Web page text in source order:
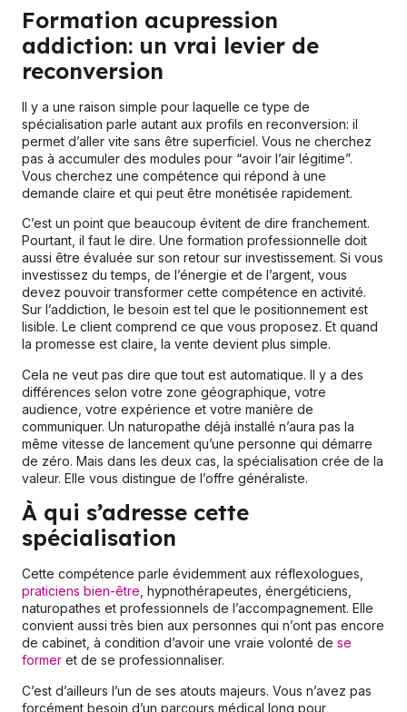
Formation acupression
addiction: un vrai levier de
reconversion
Il y a une raison simple pour laquelle ce type de
spécialisation parle autant aux profils en reconversion: il
permet d’aller vite sans être superficiel. Vous ne cherchez
pas à accumuler des modules pour “avoir l’air légitime”.
Vous cherchez une compétence qui répond à une
demande claire et qui peut être monétisée rapidement.
C’est un point que beaucoup évitent de dire franchement.
Pourtant, il faut le dire. Une formation professionnelle doit
aussi être évaluée sur son retour sur investissement. Si vous
investissez du temps, de l’énergie et de l’argent, vous
devez pouvoir transformer cette compétence en activité.
Sur l’addiction, le besoin est tel que le positionnement est
lisible. Le client comprend ce que vous proposez. Et quand
la promesse est claire, la vente devient plus simple.
Cela ne veut pas dire que tout est automatique. Il y a des
différences selon votre zone géographique, votre
audience, votre expérience et votre manière de
communiquer. Un naturopathe déjà installé n’aura pas la
même vitesse de lancement qu’une personne qui démarre
de zéro. Mais dans les deux cas, la spécialisation crée de la
valeur. Elle vous distingue de l’offre généraliste.
À qui s’adresse cette
spécialisation
Cette compétence parle évidemment aux réflexologues,
praticiens bien-être , hypnothérapeutes, énergéticiens,
naturopathes et professionnels de l’accompagnement. Elle
convient aussi très bien aux personnes qui n’ont pas encore
de cabinet, à condition d’avoir une vraie volonté de se
former et de se professionnaliser.
C’est d’ailleurs l’un de ses atouts majeurs. Vous n’avez pas
forcément besoin d’un parcours médical long pour